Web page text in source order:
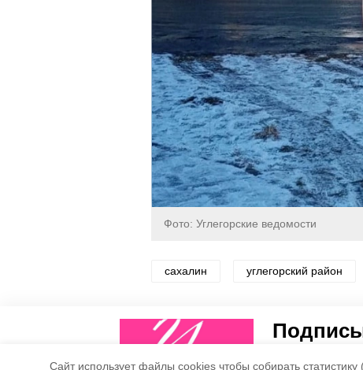
Cайт использует файлы cookies чтобы собирать
Фото: Углегорские ведомости
сахалин углегорский район
Понравилась статья?
5 4